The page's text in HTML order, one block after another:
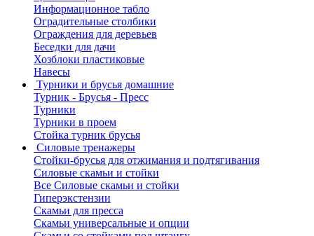
Информационное табло
Оградительные столбики
Ограждения для деревьев
Беседки для дачи
Хозблоки пластиковые
Навесы
Турники и брусья домашние
Турник - Брусья - Пресс
Турники
Турники в проем
Стойка турник брусья
Силовые тренажеры
Стойки-брусья для отжимания и подтягивания
Силовые скамьи и стойки
Все Силовые скамьи и стойки
Гиперэкстензии
Скамьи для пресса
Скамьи универсальные и опции